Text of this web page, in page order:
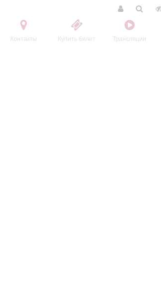
Контакты Купить билет Трансляции